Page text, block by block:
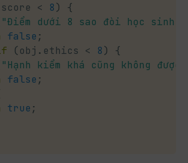
score < 8)
{
"Điểm dưới 8 sao đòi học sinh
false ;
(obj . ethics < 8)
{
"Hạnh kiểm khá cũng không
false ;
true ;